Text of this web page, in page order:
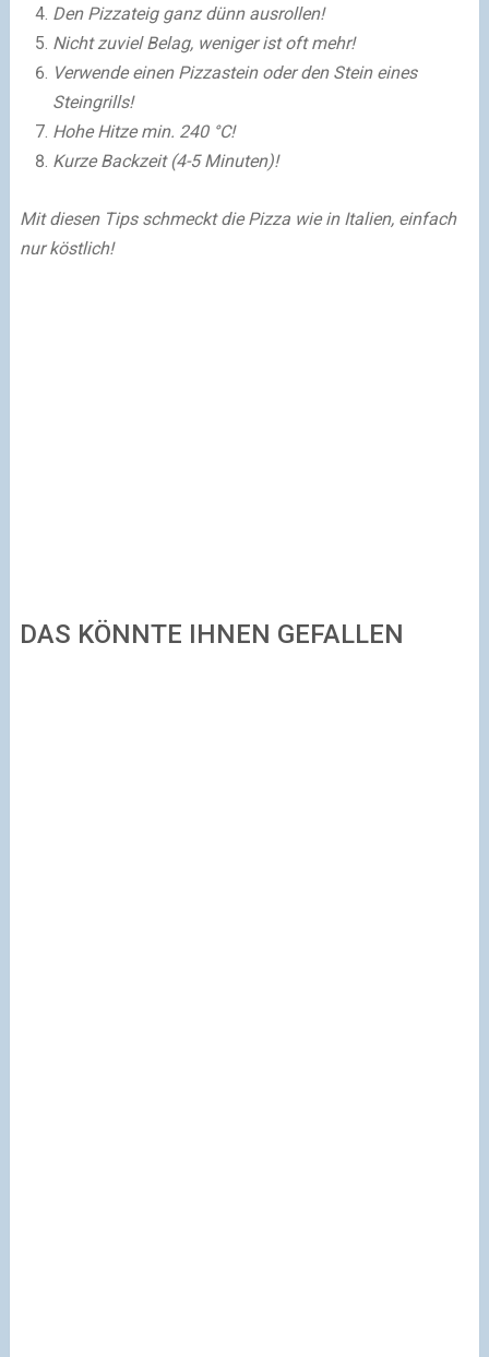
Den Pizzateig ganz dünn ausrollen!
Nicht zuviel Belag, weniger ist oft mehr!
Verwende einen Pizzastein oder den Stein eines
Steingrills!
Hohe Hitze min. 240 °C!
Kurze Backzeit (4-5 Minuten)!
Mit diesen Tips schmeckt die Pizza wie in Italien, einfach
nur köstlich!
DAS KÖNNTE IHNEN GEFALLEN